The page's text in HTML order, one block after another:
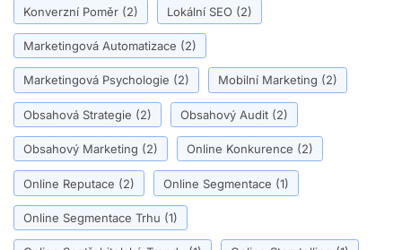
Konverzní Poměr (2) Lokální SEO (2)
Marketingová Automatizace (2)
Marketingová Psychologie (2) Mobilní Marketing (2)
Obsahová Strategie (2) Obsahový Audit (2)
Obsahový Marketing (2) Online Konkurence (2)
Online Reputace (2) Online Segmentace (1)
Online Segmentace Trhu (1)